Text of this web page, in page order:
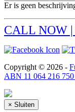
Er is geen
CALL NOW |
Copyright © 2026 -
ABN 11 064 216
× Sluiten